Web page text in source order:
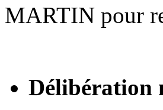
MARTIN pour
Délibération